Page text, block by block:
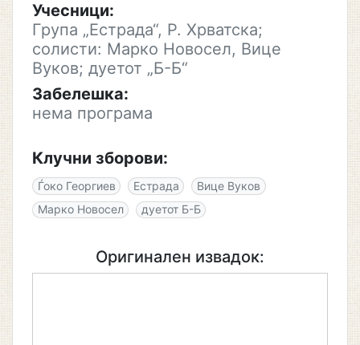
Учесници:
Група „Естрада“, Р. Хрватска;
солисти: Марко Новосел, Вице
Вуков; дуетот „Б-Б“
Забелешка:
нема програма
Клучни зборови:
Ѓоко Георгиев Естрада
Вице Вуков
Марко Новосел
дуетот Б-Б
Оригинален извадок: